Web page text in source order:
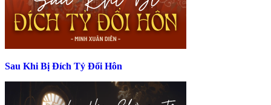
Sau Khi Bị Đích Tỷ Đổi Hôn